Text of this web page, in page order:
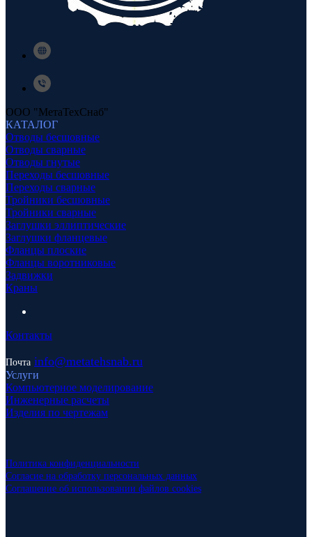
ООО "МетаТехСнаб"
КАТАЛОГ
Отводы бесшовные
Отводы сварные
Отводы гнутые
Переходы бесшовные
Переходы сварные
Тройники бесшовные
Тройники сварные
Заглушки эллиптические
Заглушки фланцевые
Фланцы плоские
Фланцы воротниковые
Задвижки
Краны
Контакты
Почта info@metatehsnab.ru
Услуги
Компьютерное моделирование
Инженерные расчеты
Изделия по чертежам
Политика конфиденциальности
Согласие на обработку персональных данных
Соглашение об использовании файлов cookies